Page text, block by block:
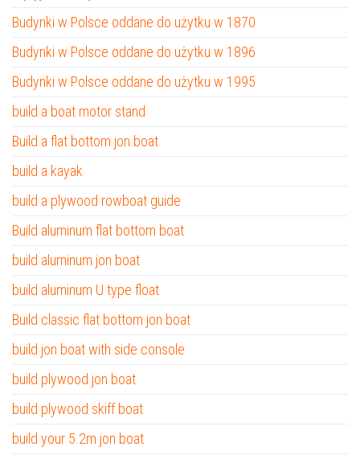
Budynki w Polsce oddane do użytku w 1870
Budynki w Polsce oddane do użytku w 1896
Budynki w Polsce oddane do użytku w 1995
build a boat motor stand
Build a flat bottom jon boat
build a kayak
build a plywood rowboat guide
Build aluminum flat bottom boat
build aluminum jon boat
build aluminum U type float
Build classic flat bottom jon boat
build jon boat with side console
build plywood jon boat
build plywood skiff boat
build your 5.2m jon boat